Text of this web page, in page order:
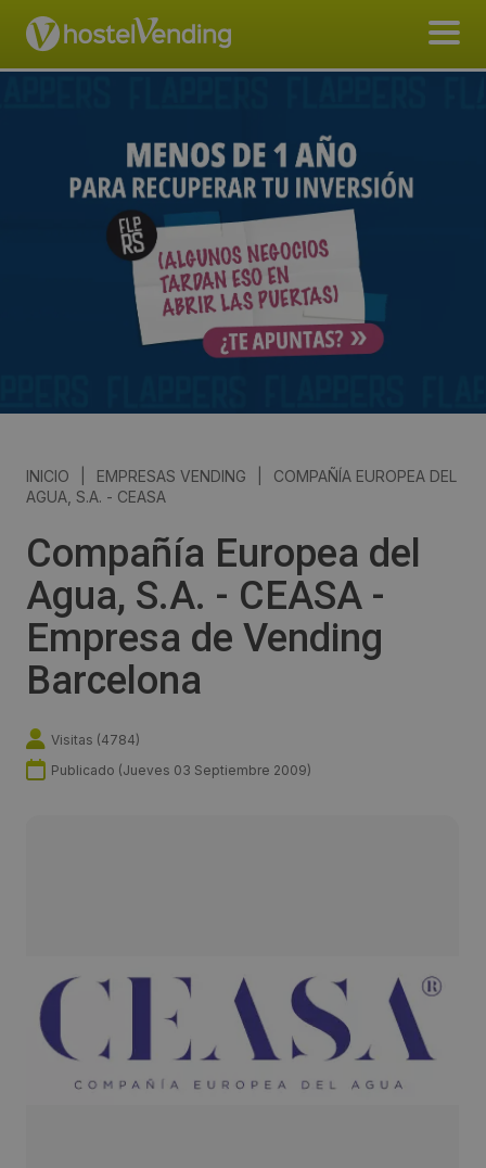
INICIO EMPRESAS VENDING
COMPAÑÍA EUROPEA DEL
AGUA, S.A. - CEASA
Compañía Europea del
Agua, S.A. - CEASA -
Empresa de Vending
Barcelona
Visitas (4784)
Publicado (Jueves 03 Septiembre 2009)